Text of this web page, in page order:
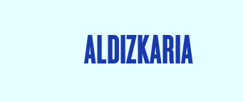
ALDIZKARIA